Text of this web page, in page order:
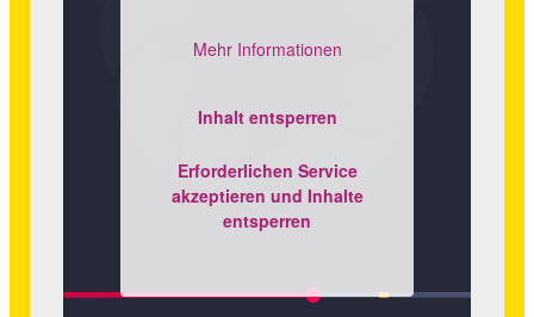
Mehr Informationen
Inhalt entsperren
Erforderlichen Service
akzeptieren und Inhalte
entsperren